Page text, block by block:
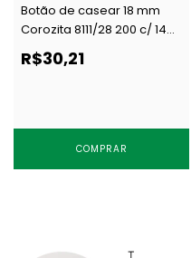
Botão de casear 18 mm
Corozita 8111/28 200 c/ 144
R$30,21
COMPRAR